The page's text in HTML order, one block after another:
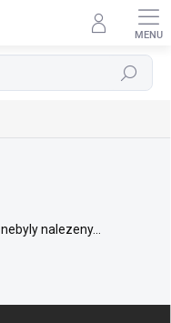
Hledat
nebyly nalezeny...